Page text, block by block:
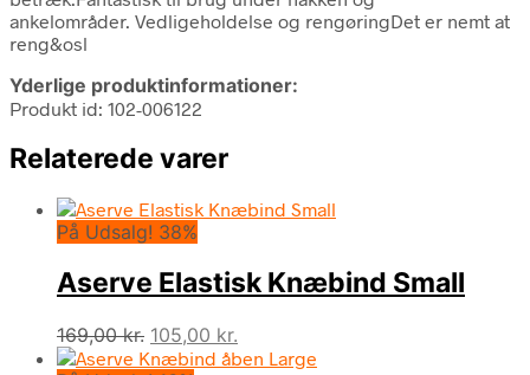
ankelområder. Vedligeholdelse og rengøringDet er nemt at
reng&osl
Yderlige produktinformationer:
Produkt id: 102-006122
Relaterede varer
På Udsalg! 38%
Aserve Elastisk Knæbind Small
169,00kr. Den
oprindelige
105,00 kr.
aktuelle